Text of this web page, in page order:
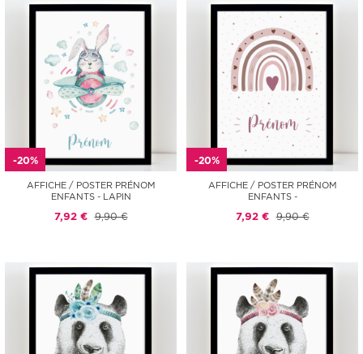
-20%
AFFICHE / POSTER PRÉNOM
ENFANTS - LAPIN
7,92 € 9,90 €
-20%
AFFICHE / POSTER PRÉNOM
ENFANTS -
7,92 € 9,90 €